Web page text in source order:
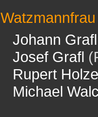
Watzmannfrau
Johann Grafl
Josef Grafl
Rupert
Michael